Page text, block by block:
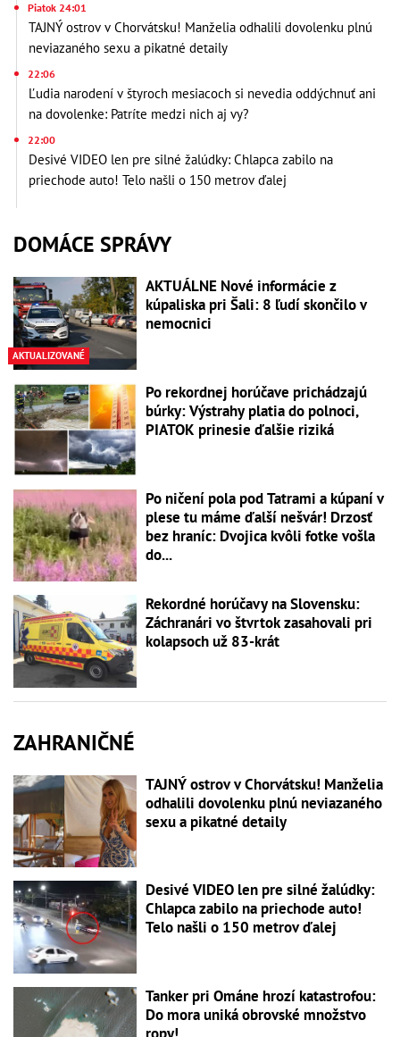
Piatok 24:01
TAJNÝ ostrov v Chorvátsku! Manželia odhalili dovolenku plnú
neviazaného sexu a pikatné detaily
22:06
Ľudia narodení v štyroch mesiacoch si nevedia oddýchnuť ani
na dovolenke: Patríte medzi nich aj vy?
22:00
Desivé VIDEO len pre silné žalúdky: Chlapca zabilo na
priechode auto! Telo našli o 150 metrov ďalej
DOMÁCE SPRÁVY
AKTUALIZOVANÉ
AKTUÁLNE Nové informácie z
kúpaliska pri Šali: 8 ľudí skončilo v
nemocnici
Po rekordnej horúčave prichádzajú
búrky: Výstrahy platia do polnoci,
PIATOK prinesie ďalšie riziká
Po ničení pola pod Tatrami a kúpaní v
plese tu máme ďalší nešvár! Drzosť
bez hraníc: Dvojica kvôli fotke vošla
do...
Rekordné horúčavy na Slovensku:
Záchranári vo štvrtok zasahovali pri
kolapsoch už 83-krát
ZAHRANIČNÉ
TAJNÝ ostrov v Chorvátsku! Manželia
odhalili dovolenku plnú neviazaného
sexu a pikatné detaily
Desivé VIDEO len pre silné žalúdky:
Chlapca zabilo na priechode auto!
Telo našli o 150 metrov ďalej
Tanker pri Ománe hrozí katastrofou:
Do mora uniká obrovské množstvo